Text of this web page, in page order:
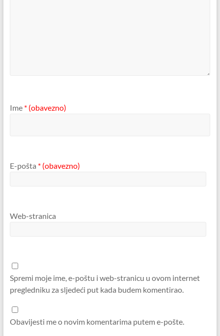
Ime * (obavezno)
E-pošta * (obavezno)
Web-stranica
Spremi moje ime, e-poštu i web-stranicu u ovom internet
pregledniku za sljedeći put kada budem komentirao.
Obavijesti me o novim komentarima putem e-pošte.